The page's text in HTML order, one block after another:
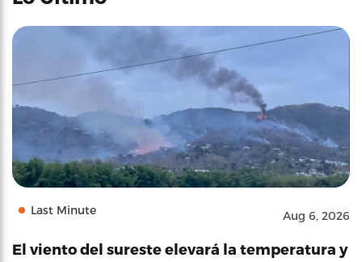
Last Minute Aug 6, 2026
El viento del sureste elevará la temperatura y